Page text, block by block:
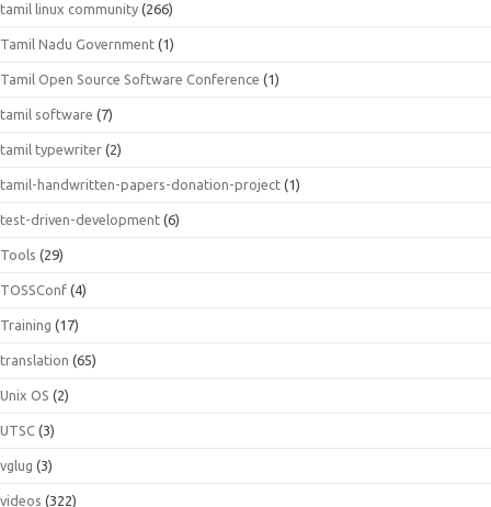
tamil linux community (266)
Tamil Nadu Government (1)
Tamil Open Source Software Conference (1)
tamil software (7)
tamil typewriter (2)
tamil-handwritten-papers-donation-project (1)
test-driven-development (6)
Tools (29)
TOSSConf (4)
Training (17)
translation (65)
Unix OS (2)
UTSC (3)
vglug (3)
videos (322)